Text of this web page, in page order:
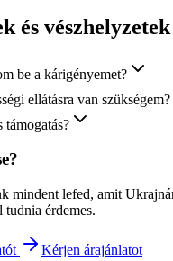
és vészhelyzetek
be a kárigényemet?
ellátásra van szükségem?
támogatás?
mindent lefed, amit
tudnia érdemes.
Kérjen árajánlatot